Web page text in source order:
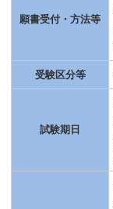
願書受付・方法等
受験区分等
試験期日